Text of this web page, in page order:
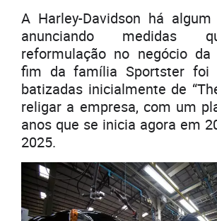
A Harley-Davidson há
anunciando medidas
reformulação no negócio
fim da família Sportster foi
batizadas inicialmente de
religar a empresa, com um
anos que se inicia agora em
2025.